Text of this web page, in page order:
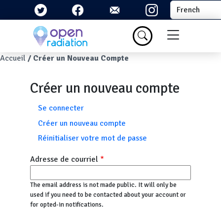
Aller au contenu principal Select your
Menu du
Fil d'Ariane
Accueil Créer un Nouveau Compte
Créer un nouveau compte
Onglets principaux
Se connecter
Créer un nouveau compte
Réinitialiser votre mot de passe
Adresse de courriel
The email address is not made public. It will only be
used if you need to be contacted about your account or
for opted-in notifications.